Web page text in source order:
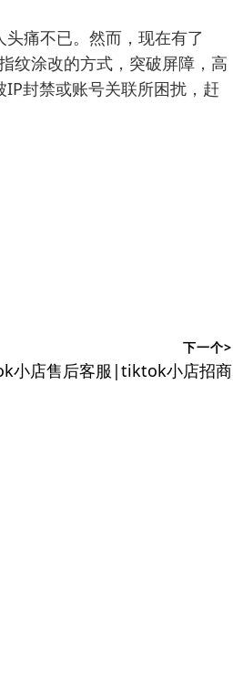
痛不已。然而，现在有了
纹涂改的方式，突破屏障，高
封禁或账号关联所困扰，赶
下一个>
小店售后客服|tiktok小店招商